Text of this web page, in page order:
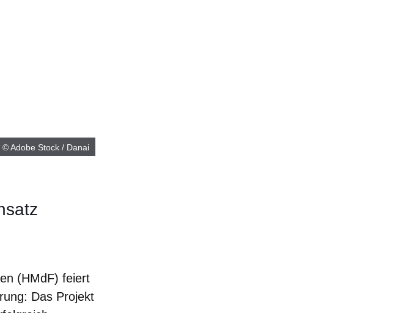
© Adobe Stock / Danai
(HMdF) feiert
Das Projekt